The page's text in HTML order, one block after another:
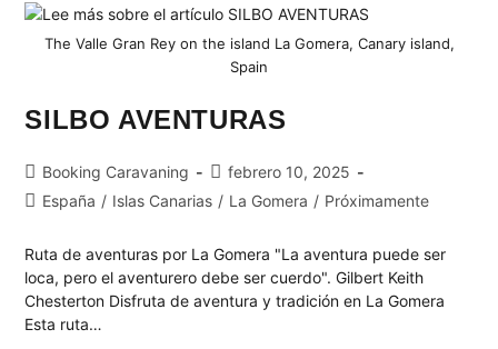
The Valle Gran Rey on the island La Gomera, Canary island,
Spain
SILBO AVENTURAS
Booking Caravaning
febrero 10, 2025
España / Islas Canarias / La Gomera / Próximamente
Ruta de aventuras por La Gomera "La aventura puede ser
loca, pero el aventurero debe ser cuerdo". Gilbert Keith
Chesterton Disfruta de aventura y tradición en La Gomera
Esta ruta…